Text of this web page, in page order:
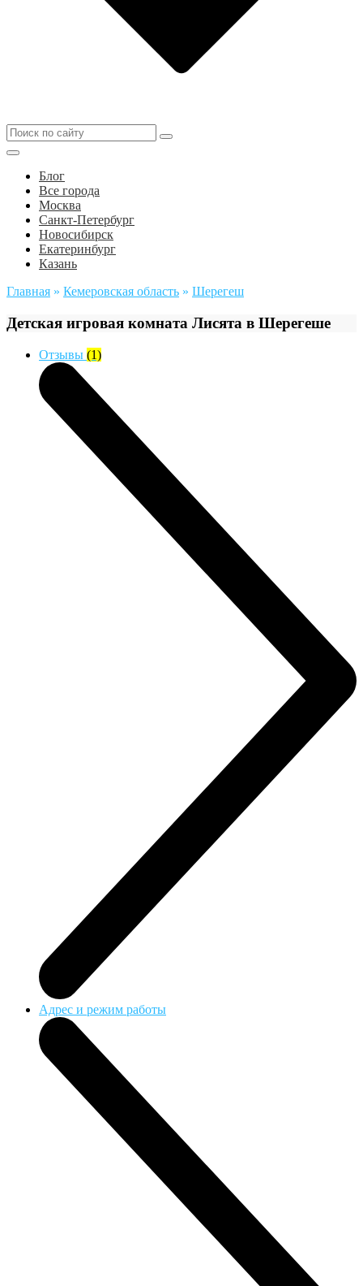
Блог
Все города
Москва
Санкт-Петербург
Новосибирск
Екатеринбург
Казань
Главная » Кемеровская область » Шерегеш
Детская игровая комната Лисята в Шерегеше
Отзывы (1)
Адрес и режим работы